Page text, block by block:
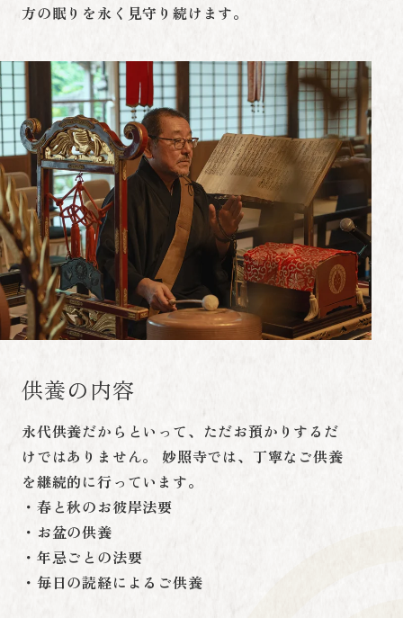
方の眠りを永く見守り続けます。
供養の内容
永代供養だからといって、ただお預かりするだ
けではありません。 妙照寺では、丁寧なご供養
を継続的に行っています。
・春と秋のお彼岸法要
・お盆の供養
・年忌ごとの法要
・毎日の読経によるご供養